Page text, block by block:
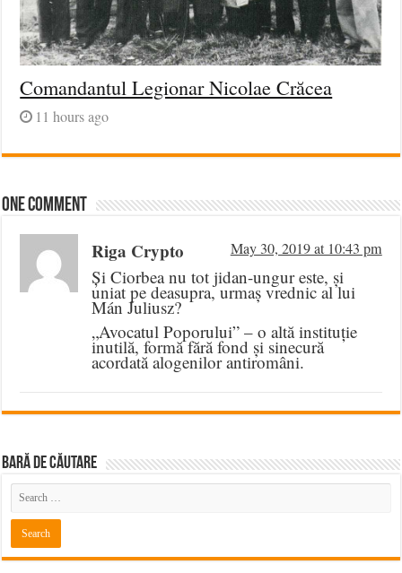
Comandantul Legionar Nicolae Crăcea
11 hours ago
One comment
Riga Crypto May 30, 2019 at 10:43 pm
Și Ciorbea nu tot jidan-ungur este, și
uniat pe deasupra, urmaș vrednic al lui
Mán Juliusz?
„Avocatul Poporului” – o altă instituție
inutilă, formă fără fond și sinecură
acordată alogenilor antiromâni.
BARĂ DE CĂUTARE